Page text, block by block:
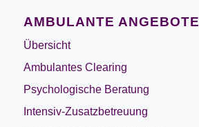
AMBULANTE ANGEBOTE
Übersicht
Ambulantes Clearing
Psychologische Beratung
Intensiv-Zusatzbetreuung